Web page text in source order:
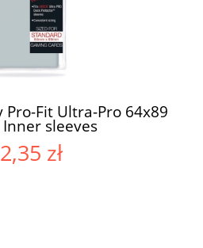
Fit Ultra-Pro 64x89
Inner sleeves
zł